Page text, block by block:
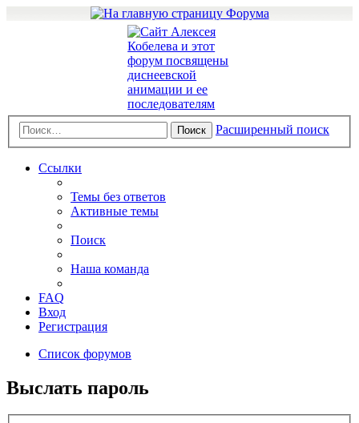
Поиск Расширенный поиск
Ссылки
Темы без ответов
Активные темы
Поиск
Наша команда
FAQ
Вход
Регистрация
Список форумов
Выслать пароль